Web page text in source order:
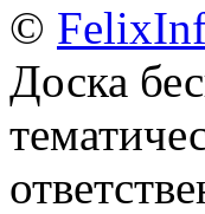
©
Доска